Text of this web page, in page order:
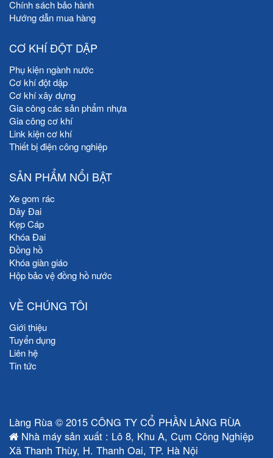
Chính sách bảo hành
Hướng dẫn mua hàng
CƠ KHÍ ĐỘT DẬP
Phụ kiện ngành nước
Cơ khí đột dập
Cơ khí xây dựng
Gia công các sản phẩm nhựa
Gia công cơ khí
Link kiện cơ khí
Thiết bị điện công nghiệp
SẢN PHẨM NỔI BẬT
Xe gom rác
Dây Đai
Kẹp Cáp
Khóa Đai
Đồng hồ
Khóa giàn giáo
Hộp bảo vệ đồng hồ nước
VỀ CHÚNG TÔI
Giới thiệu
Tuyển dụng
Liên hệ
Tin tức
Làng Rùa © 2015 CÔNG TY CỔ PHẦN LÀNG RÙA
Nhà máy sản xuất : Lô 8, Khu A, Cụm Công Nghiệp
Xã Thanh Thùy, H. Thanh Oai, TP. Hà Nội